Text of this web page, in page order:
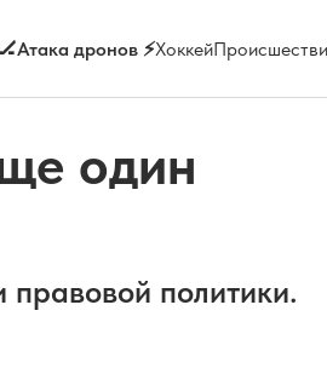
Атака дронов ⚡Хоккей
один
политики.